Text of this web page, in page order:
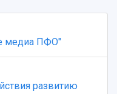
медиа ПФО"
развитию